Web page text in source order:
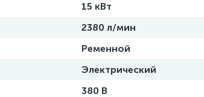
15 кВт
2380 л/мин
Ременной
Электрический
380 В